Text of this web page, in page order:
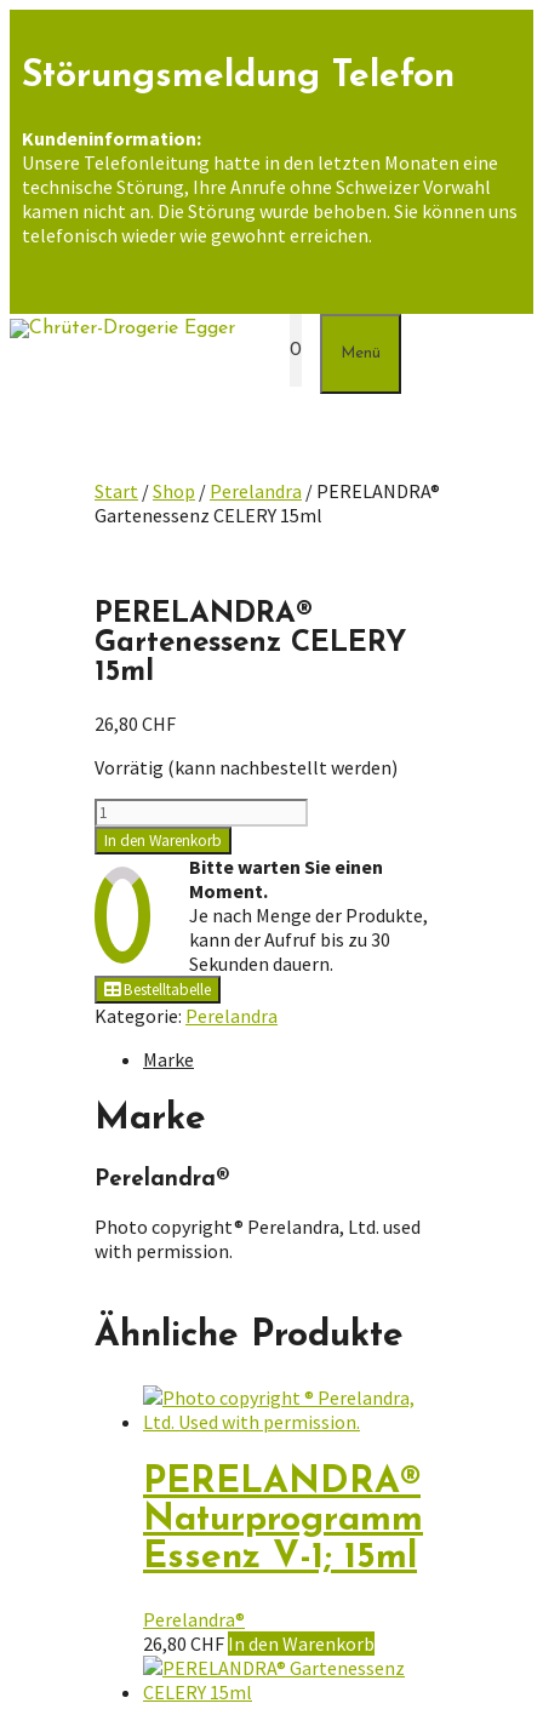
springen
Störungsmeldung Telefon
Kundeninformation:
Unsere Telefonleitung hatte in den letzten Monaten eine
technische Störung, Ihre Anrufe ohne Schweizer Vorwahl
kamen nicht an. Die Störung wurde behoben. Sie können uns
telefonisch wieder wie gewohnt erreichen.
0 Menü
Start /Shop / Perelandra / PERELANDRA®
Gartenessenz CELERY 15ml
PERELANDRA®
Gartenessenz CELERY
15ml
26,80 CHF
Vorrätig (kann nachbestellt werden)
PERELANDRA®
Gartenessenz
CELERY
15ml
Menge
In den Warenkorb
Bitte warten Sie einen
Moment.
Je nach Menge der Produkte,
kann der Aufruf bis zu 30
Sekunden dauern.
Bestelltabelle
Kategorie: Perelandra
Marke
Marke
Perelandra®
Photo copyright® Perelandra, Ltd. used
with permission.
Ähnliche Produkte
PERELANDRA®
Naturprogramm
Essenz V-1; 15ml
Perelandra®
26,80 CHF In den Warenkorb